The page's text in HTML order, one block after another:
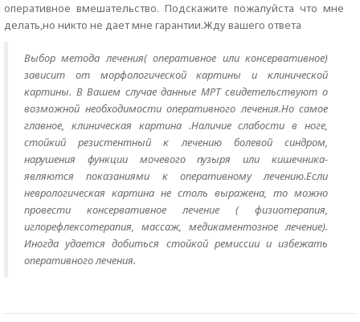
оперативное вмешательство. Подскажите пожалуйста что мне
делать,но никто не дает мне гарантии.Жду вашего ответа
Выбор метода лечения( оперативное или консервативное)
зависит от морфологической картины и клинической
картины. В Вашем случае данные МРТ свидетельствуют о
возможной необходимости оперативного лечения.Но самое
главное, клиническая картина .Наличие слабости в ноге,
стойкий резистентный к лечению болевой синдром,
нарушения функции мочевого пузыря или кишечника-
являются показаниями к оперативному лечению.Если
неврологическая картина не столь выражена, то можно
провести консервативное лечение ( физиотерапия,
иглорефлексотерапия, массаж, медикаментозное лечение).
Иногда удается добиться стойкой ремиссии и избежать
оперативного лечения.